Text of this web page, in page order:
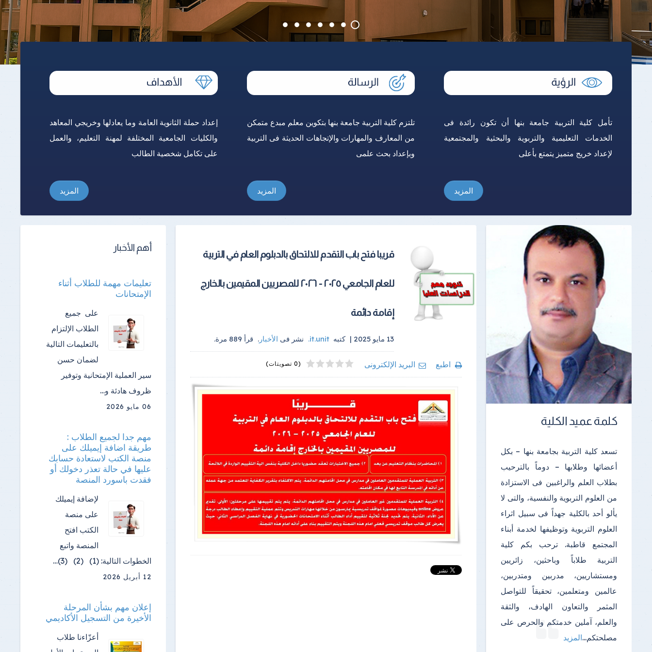
تأمل كلية التربية جامعة بنها أن تكون رائدة فى
الخدمات التعليمية والتربوية والبحثية والمجتمعية
لإعداد خريج متميز يتمتع بأعلى
المزيد
تلتزم كلية التربية جامعة بنها بتكوين معلم مبدع متمكن
من المعارف والمهارات والإتجاهات الحديثة فى التربية
وبإعداد بحث علمى
المزيد
إعداد حملة الثانوية العامة وما يعادلها وخريجي المعاهد
والكليات الجامعية المختلفة لمهنة التعليم، والعمل
على تكامل شخصية الطالب
المزيد
قريبا فتح باب التقدم للالتحاق بالدبلوم العام في التربية
للعام الجامعي ٢٠٢٥ - ٢٠٢٦ للمصريين المقيمين بالخارج
إقامة دائمة
13 مايو 2025 | كتبه it.unit
. نشر فى الأخبار . قرأ 889 مرة.
اطبع البريد الإلكترونى 1
2
3
4
5 (0 تصويتات)
كلمة عميد الكلية
تسعد كلية التربية بجامعة بنها – بكل
أعضائها وطلابها – دوماً بالترحيب
بطلاب العلم والراغبين فى الاستزادة
من العلوم التربوية والنفسية، والتى لا
يألو أحد بالكلية جهداً فى سبيل اثراء
العلوم التربوية وتوظيفها لخدمة أبناء
المجتمع قاطبة. ترحب بكم كلية
التربية طلاباً وباحثين، زائريين
ومستشاريين، مدربين ومتدربين،
عالمين ومتعلمين، تحقيقاً للتواصل
المثمر والتعاون الهادف، والثقة
والعلم، آملين خدمتكم والحرص على
مصلحتكم...المزيد
أهم الأخبار
تعليمات مهمة للطلاب أثناء
الإمتحانات
على جميع
الطلاب الإلتزام
بالتعليمات التالية
لضمان حسن
سير العملية الإمتحانية وتوفير
ظروف هادئة و…
06 مايو 2026
مهم جدا لجميع الطلاب :
طريقة اضافة إيميلك على
منصة الكتب لاستعادة حسابك
عليها في حالة تعذر دخولك أو
فقدت باسورد المنصة
لإضافة إيميلك
على منصة
الكتب افتح
المنصة واتبع
الخطوات التالية: (1) (2) (3)…
12 أبريل 2026
إعلان مهم بشأن المرحلة
الأخيرة من التسجيل الأكاديمي
أعزّاءنا طلاب